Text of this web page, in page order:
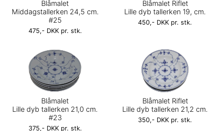
Blåmalet
Middagstallerken 24,5 cm.
#25
475,- DKK pr. stk.
Blåmalet Riflet
Lille dyb tallerken 19, cm.
450,- DKK pr. stk.
Blåmalet
Lille dyb tallerken 21,0 cm.
#23
375,- DKK pr. stk.
Blåmalet Riflet
Lille dyb tallerken 21,2 cm.
350,- DKK pr. stk.